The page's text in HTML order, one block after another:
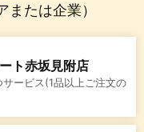
たは企業）
ト赤坂見附店
ービス(1品以上ご注文の